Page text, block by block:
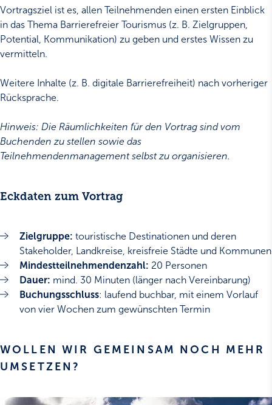
Vortragsziel ist es, allen Teilnehmenden einen ersten Einblick
in das Thema Barrierefreier Tourismus (z. B. Zielgruppen,
Potential, Kommunikation) zu geben und erstes Wissen zu
vermitteln.
Weitere Inhalte (z. B. digitale Barrierefreiheit) nach vorheriger
Rücksprache.
Hinweis: Die Räumlichkeiten für den Vortrag sind vom
Buchenden zu stellen sowie das
Teilnehmendenmanagement selbst zu organisieren.
Eckdaten zum Vortrag
Zielgruppe: touristische Destinationen und deren
Stakeholder, Landkreise, kreisfreie Städte und Kommunen
Mindestteilnehmendenzahl: 20 Personen
Dauer: mind. 30 Minuten (länger nach Vereinbarung)
Buchungsschluss: laufend buchbar, mit einem Vorlauf
von vier Wochen zum gewünschten Termin
WOLLEN WIR GEMEINSAM NOCH MEHR
UMSETZEN?